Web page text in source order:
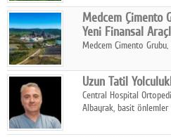
sahipliğinde
Medcem Çimento
Yeni Finansal
Medcem Çimento
Uzun Tatil
Central Hospital
Albayrak, basit önlemler